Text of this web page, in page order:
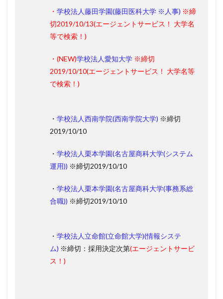
・ 学校法人藤田学園(藤田医科大学 ※人事) ※締
切2019/10/13(エージェントサービス！ 大学名
等で検索！)
・(NEW)学校法人愛知大学 ※締切
2019/10/10(エージェントサービス！ 大学名等
で検索！)
・ 学校法人西南学院(西南学院大学) ※締切
2019/10/10
・ 学校法人栗本学園(名古屋商科大学(システム
運用)) ※締切2019/10/10
・ 学校法人栗本学園(名古屋商科大学(事務系総
合職)) ※締切2019/10/10
・ 学校法人立命館(立命館大学)(情報システ
ム) ※締切：採用決定次第(エージェントサービ
ス！)